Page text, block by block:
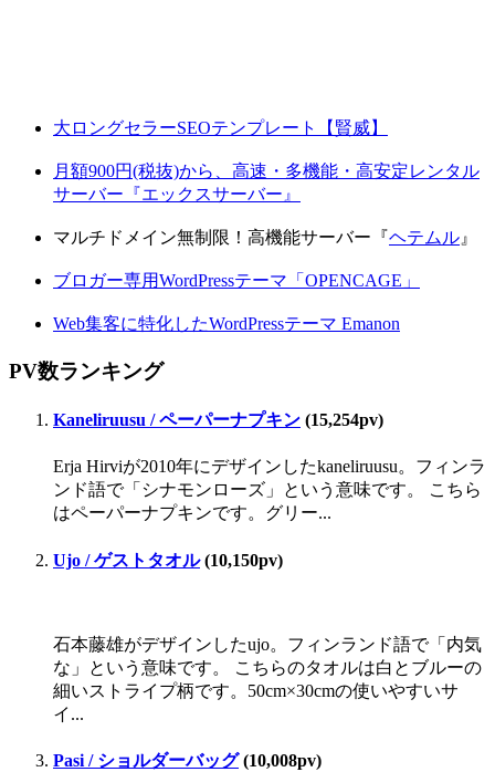
大ロングセラーSEOテンプレート【賢威】
月額900円(税抜)から、高速・多機能・高安定レンタル
サーバー『エックスサーバー』
マルチドメイン無制限！高機能サーバー『ヘテムル 』
ブロガー専用WordPressテーマ「OPENCAGE」
Web集客に特化したWordPressテーマ Emanon
PV数ランキング
Kaneliruusu / ペーパーナプキン (15,254pv)
Erja Hirviが2010年にデザインしたkaneliruusu。フィンラ
ンド語で「シナモンローズ」という意味です。 こちら
はペーパーナプキンです。グリー...
Ujo / ゲストタオル(10,150pv)
石本藤雄がデザインしたujo。フィンランド語で「内気
な」という意味です。 こちらのタオルは白とブルーの
細いストライプ柄です。50cm×30cmの使いやすいサ
イ...
Pasi / ショルダーバッグ(10,008pv)